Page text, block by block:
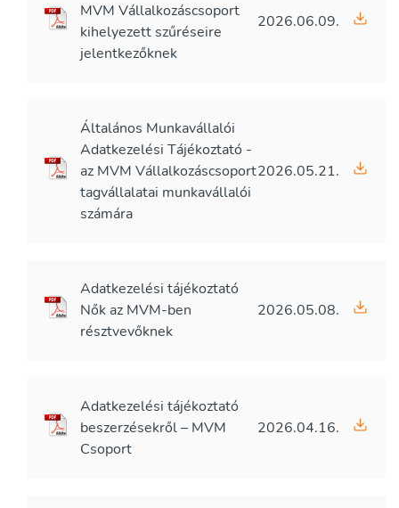
MVM Vállalkozáscsoport
kihelyezett szűréseire
jelentkezőknek
2026.06.09.
Általános Munkavállalói
Adatkezelési Tájékoztató -
az MVM Vállalkozáscsoport
tagvállalatai munkavállalói
számára
2026.05.21.
Adatkezelési tájékoztató
Nők az MVM-ben
résztvevőknek
2026.05.08.
Adatkezelési tájékoztató
beszerzésekről – MVM
Csoport
2026.04.16.